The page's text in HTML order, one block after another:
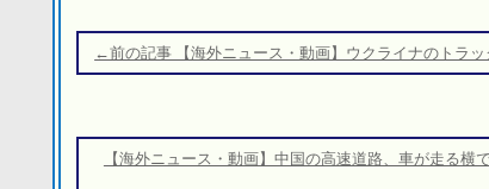
稿
ナ
ゲ
←前の記事 【海外ニュース・動画】ウクライナのトラッ
【海外ニュース・動画】中国の高速道路、車が走る